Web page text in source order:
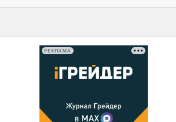
РЕКЛАМА